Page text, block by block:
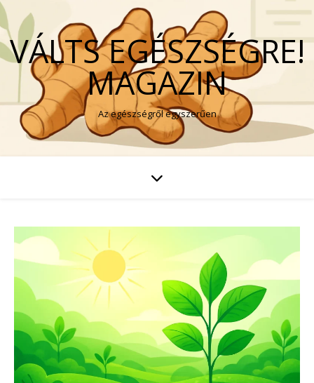
VÁLTS EGÉSZSÉGRE!
MAGAZIN
Az egészségről egyszerűen